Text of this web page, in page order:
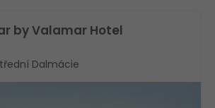
by Valamar Hotel
Dalmácie